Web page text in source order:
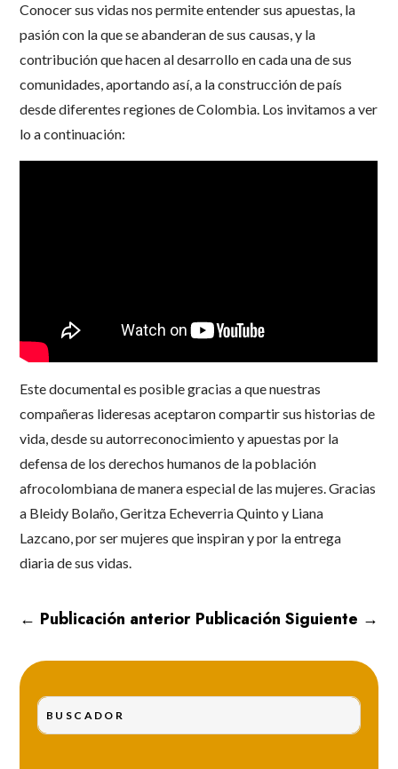
Conocer sus vidas nos permite entender sus apuestas, la
pasión con la que se abanderan de sus causas, y la
contribución que hacen al desarrollo en cada una de sus
comunidades, aportando así, a la construcción de país
desde diferentes regiones de Colombia. Los invitamos a ver
lo a continuación:
Este documental es posible gracias a que nuestras
compañeras lideresas aceptaron compartir sus historias de
vida, desde su autorreconocimiento y apuestas por la
defensa de los derechos humanos de la población
afrocolombiana de manera especial de las mujeres. Gracias
a Bleidy Bolaño, Geritza Echeverria Quinto y Liana
Lazcano, por ser mujeres que inspiran y por la entrega
diaria de sus vidas.
← Publicación anterior Publicación Siguiente →